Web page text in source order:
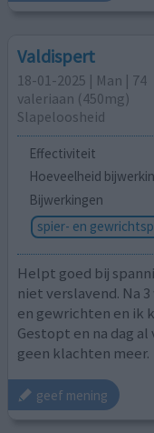
Valdispert
18-01-2025 | Man | 74
valeriaan (450mg)
Slapeloosheid
Effectiviteit
Hoeveelheid
Bijwerkingen
spier- en
Helpt goed bij
niet verslavend. Na
en gewrichten en ik
Gestopt en na dag
geen klachten meer.
geef mening